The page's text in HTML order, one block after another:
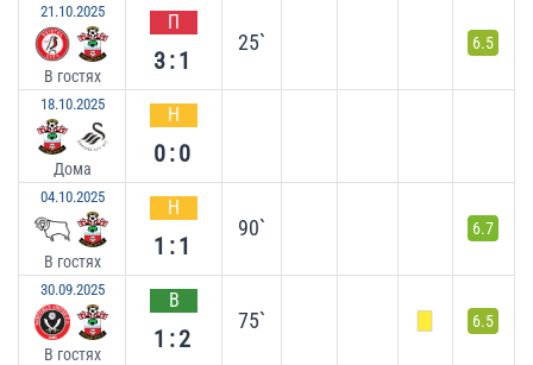
21.10.2025
В гостях
П
3:1
25` 6.5
18.10.2025
Дома
Н
0:0
04.10.2025
В гостях
Н
1:1
90` 6.7
30.09.2025
В гостях
В
1:2
75` 6.5